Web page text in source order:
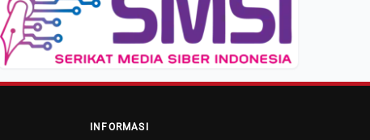
INFORMASI